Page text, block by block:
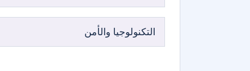
التكنولوجيا والأمن